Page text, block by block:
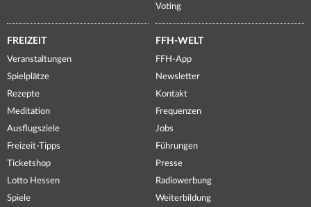
Voting
FREIZEIT
Veranstaltungen
Spielplätze
Rezepte
Meditation
Ausflugsziele
Freizeit-Tipps
Ticketshop
Lotto Hessen
Spiele
FFH-WELT
FFH-App
Newsletter
Kontakt
Frequenzen
Jobs
Führungen
Presse
Radiowerbung
Weiterbildung